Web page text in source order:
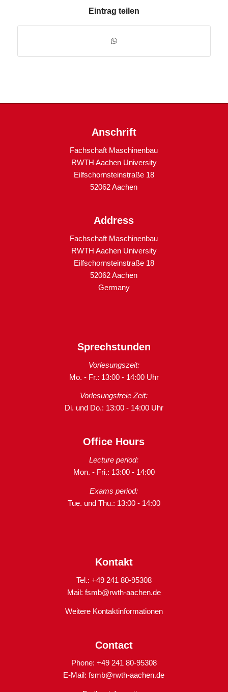
Eintrag teilen
Anschrift
Fachschaft Maschinenbau
RWTH Aachen University
Eilfschornsteinstraße 18
52062 Aachen
Address
Fachschaft Maschinenbau
RWTH Aachen University
Eilfschornsteinstraße 18
52062 Aachen
Germany
Sprechstunden
Vorlesungszeit:
Mo. - Fr.: 13:00 - 14:00 Uhr
Vorlesungsfreie Zeit:
Di. und Do.: 13:00 - 14:00 Uhr
Office Hours
Lecture period:
Mon. - Fri.: 13:00 - 14:00
Exams period:
Tue. und Thu.: 13:00 - 14:00
Kontakt
Tel.: +49 241 80-95308
Mail: fsmb@rwth-aachen.de
Weitere Kontaktinformationen
Contact
Phone: +49 241 80-95308
E-Mail:fsmb@rwth-aachen.de